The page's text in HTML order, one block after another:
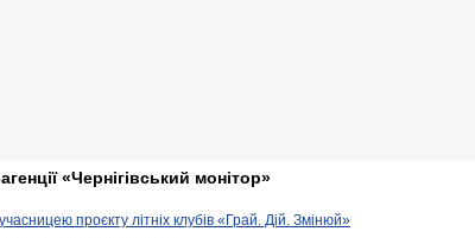
«Чернігівський монітор»
проєкту літніх клубів «Грай. Дій. Змінюй»